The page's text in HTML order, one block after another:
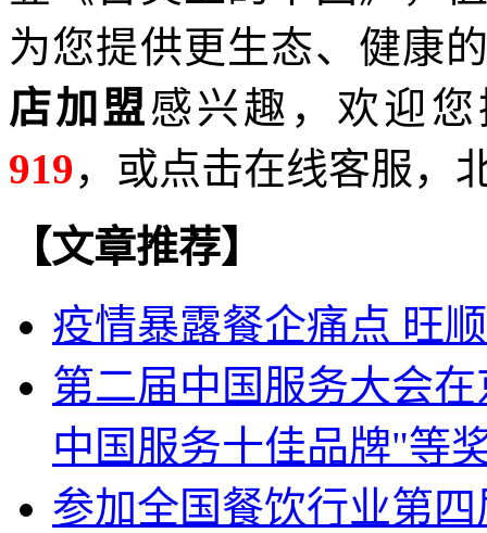
为您提供更生态、健康
店加盟感兴趣，欢迎
919，或点击在线客服，
【文章推荐】
疫情暴露餐企痛点 旺
第二届中国服务大会
中国服务十佳品牌"等
参加全国餐饮行业第